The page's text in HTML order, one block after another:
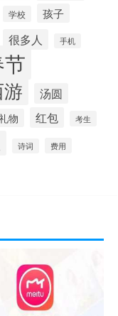
学校 孩子
很多人 手机
汤圆
物 红包 考生
诗词 费用